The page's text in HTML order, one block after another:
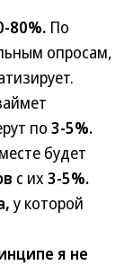
80%. По
опросам,
по 3-5%.
будет
с их 3-5%.
у которой
я не